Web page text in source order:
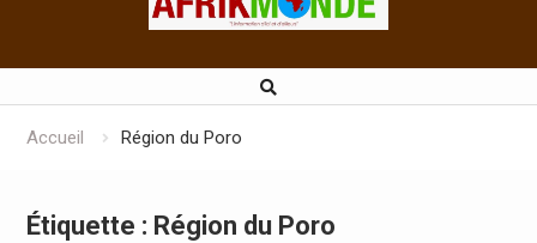
Accueil Région du Poro
Étiquette : Région du Poro